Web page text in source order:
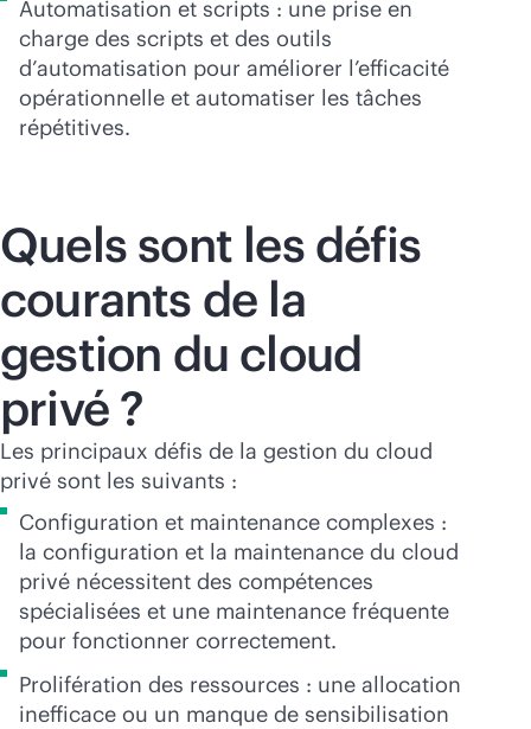
Automatisation et scripts : une prise en
charge des scripts et des outils
d’automatisation pour améliorer l’efficacité
opérationnelle et automatiser les tâches
répétitives.
Quels sont les défis
courants de la
gestion du cloud
privé ?
Les principaux défis de la gestion du cloud
privé sont les suivants :
Configuration et maintenance complexes :
la configuration et la maintenance du cloud
privé nécessitent des compétences
spécialisées et une maintenance fréquente
pour fonctionner correctement.
Prolifération des ressources : une allocation
inefficace ou un manque de sensibilisation